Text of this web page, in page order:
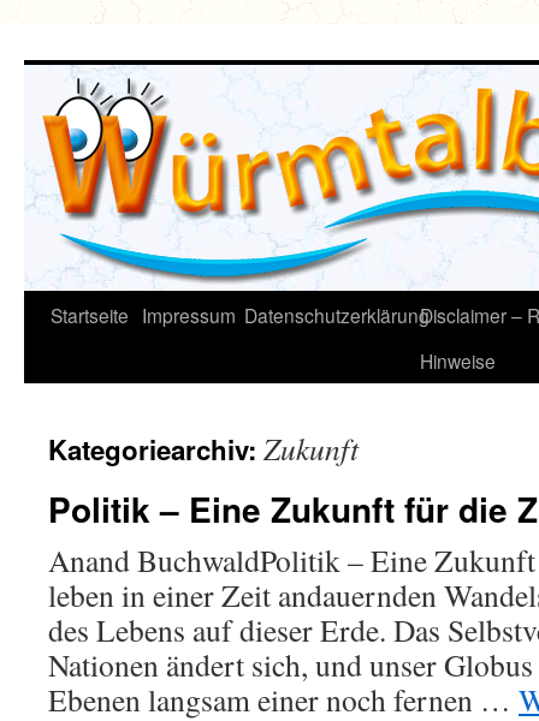
springen
Startseite Impressum DatenschutzerklärungDisclaimer –
Hinweise
Kategoriearchiv: Zukunft
Politik – Eine Zukunft für die
Anand BuchwaldPolitik – Eine
leben in einer Zeit andauernden
des Lebens auf dieser Erde. Das
Nationen ändert sich, und unser
Ebenen langsam einer noch fernen …